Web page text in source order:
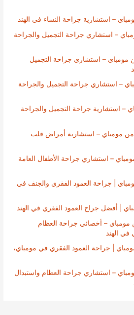
– استشارية جراحة النساء في الهند
– استشاري جراحة التجميل والجراحة
مومباي – استشاري جراحة التجميل
– استشاري جراحة التجميل والجراحة
– استشارية جراحة التجميل والجراحة
من مومباي – استشارية أمراض قلب
– استشاري جراحة الأطفال العامة
| جراحة العمود الفقري والجنف في
| أفضل جراح العمود الفقري في الهند
مومباي – أخصائي جراحة العظام
في الهند
| جراحة العمود الفقري في مومباي،
– استشاري جراحة العظام واستبدال